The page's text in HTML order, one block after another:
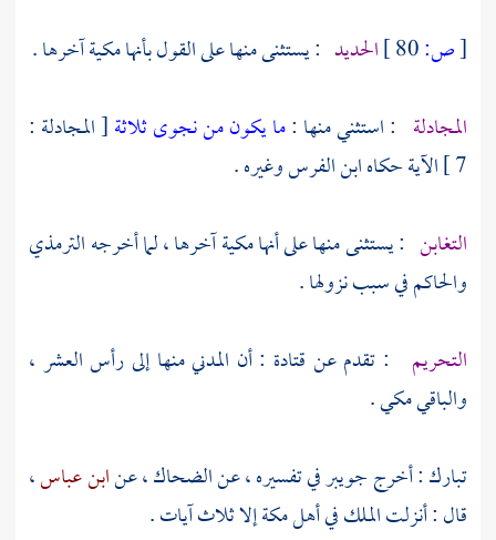
[ص: الحديد : يستثنى منها على القول بأنها مكية آخرها .
المجادلة : استثني منها :ما يكون من نجوى ثلاثة[ المجادلة :
7 ] الآية حكاه
ابن الفرسوغيره .
التغابن : يستثنى منها على أنها مكية آخرها ، لما أخرجهالترمذي
والحاكمفي سبب نزولها .
التحريم : تقدم عن قتادة : أن المدني منها إلى رأس العشر ،
والباقي مكي .
تبارك : أخرججويبرفي تفسيره ، عنالضحاك ،عنابن عباس،
قال : أنزلت الملك في أهلمكةإلا ثلاث آيات .